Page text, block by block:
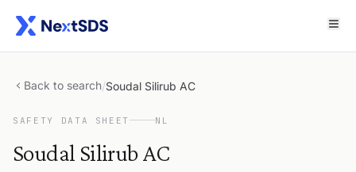
Back to search/Soudal Silirub AC
SAFETY DATA SHEET NL
Soudal Silirub AC